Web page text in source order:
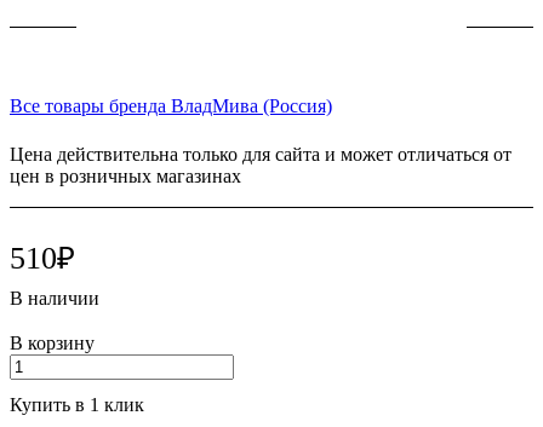
Все товары бренда ВладМива (Россия)
Цена действительна только для сайта и может отличаться от
цен в розничных магазинах
510₽
В наличии
В корзину
Купить в 1 клик